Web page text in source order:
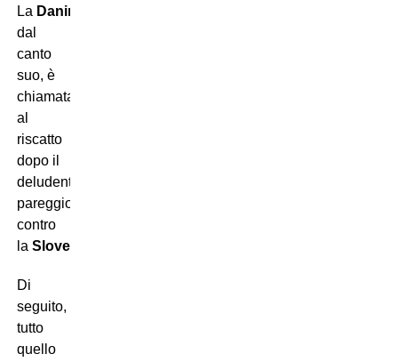
La Danimarca
dal
canto
suo, è
chiamata
al
riscatto
dopo il
deludente
pareggio
contro
la Slovenia
Di
seguito,
tutto
quello